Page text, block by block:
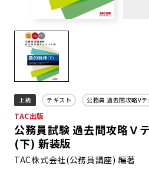
上級 テキスト 公務員 過去問攻略Vテ
TAC出版
公務員試験 過去問攻略Ｖ
(下) 新装版
TAC株式会社(公務員講座) 編著